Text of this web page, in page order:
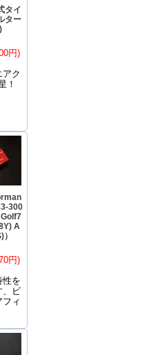
タイ
ター
円)
ク
！
300
A
円)
性を
、ビ
フィ